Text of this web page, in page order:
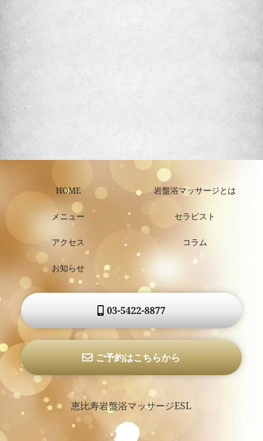
HOME 岩盤浴マッサージとは
メニュー セラピスト
アクセス コラム
お知らせ
03-5422-8877
ご予約はこちらから
恵比寿岩盤浴マッサージESL